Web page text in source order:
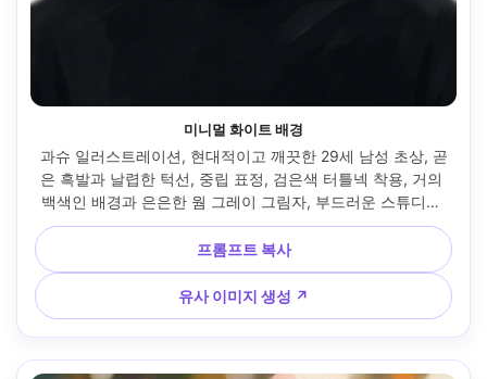
미니멀 화이트 배경
과슈 일러스트레이션, 현대적이고 깨끗한 29세 남성 초상, 곧
은 흑발과 날렵한 턱선, 중립 표정, 검은색 터틀넥 착용, 거의
백색인 배경과 은은한 웜 그레이 그림자, 부드러운 스튜디오
라이트와 어깨 라인의 섬세한 빛, 매트 과슈 불투명, 정밀한 경
계 제어, 미니멀 팔레트, 섬세한 종이 텍스처, 네거티브 스페이
스가 많은 그래픽 구성, 차분한 하이패션 무드, 85mm 렌즈, 얕
은 심도 --ar 4:5
프롬프트 복사
유사 이미지 생성 ↗